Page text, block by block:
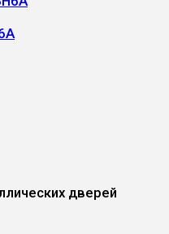
дверей